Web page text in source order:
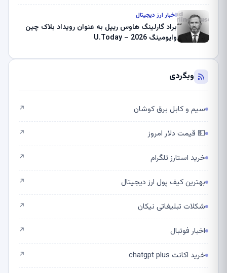
اخبار ارز دیجیتال
براد گارلینگ هاوس ریپل به عنوان رویداد بلاک چین
وایومینگ 2026 – U.Today
وبگردی
سیم و کابل برق کوشان ↗
💵 قیمت دلار امروز ↗
خرید استارز تلگرام ↗
بهترین کیف پول ارز دیجیتال ↗
شکلات تبلیغاتی نیکان ↗
اخبار فوتبال ↗
خرید اکانت chatgpt plus ↗